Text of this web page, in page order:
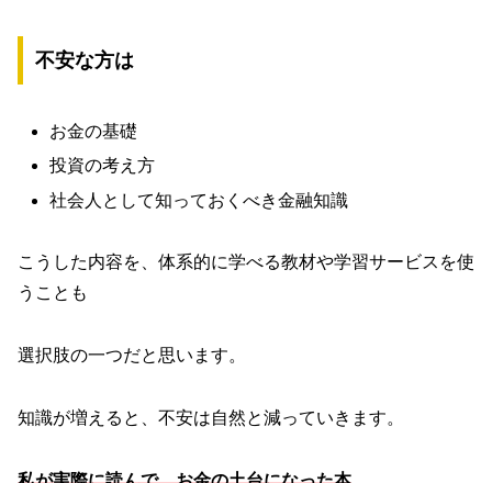
不安な方は
お金の基礎
投資の考え方
社会人として知っておくべき金融知識
こうした内容を、体系的に学べる教材や学習サービスを使
うことも
選択肢の一つだと思います。
知識が増えると、不安は自然と減っていきます。